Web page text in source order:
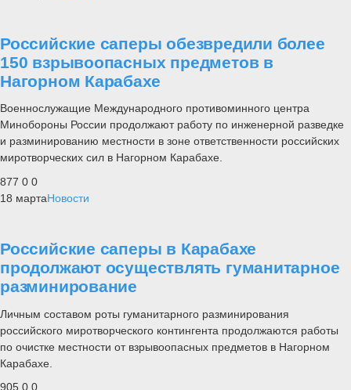
Российские саперы обезвредили более
150 взрывоопасных предметов в
Нагорном Карабахе
Военнослужащие Международного противоминного центра
Минобороны России продолжают работу по инженерной разведке
и разминированию местности в зоне ответственности российских
миротворческих сил в Нагорном Карабахе.
877 0 0
18 мартаНовости
Российские саперы в Карабахе
продолжают осуществлять гуманитарное
разминирование
Личным составом роты гуманитарного разминирования
российского миротворческого контингента продолжаются работы
по очистке местности от взрывоопасных предметов в Нагорном
Карабахе.
905 0 0